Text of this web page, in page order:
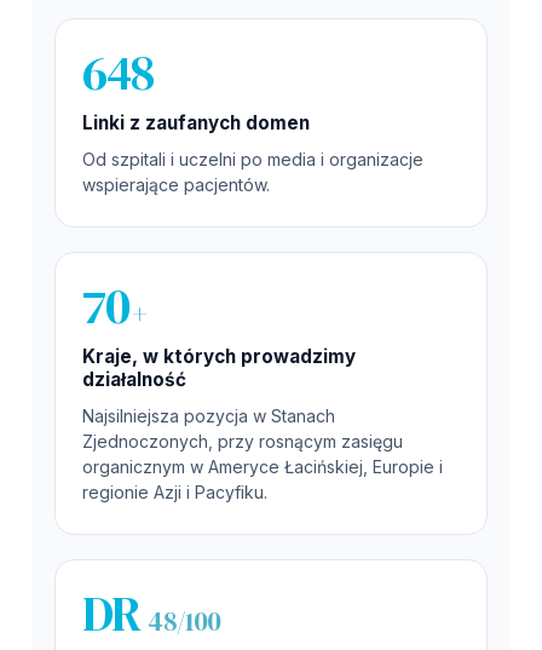
648
Linki z zaufanych domen
Od szpitali i uczelni po media i organizacje
wspierające pacjentów.
70+
Kraje, w których prowadzimy
działalność
Najsilniejsza pozycja w Stanach
Zjednoczonych, przy rosnącym zasięgu
organicznym w Ameryce Łacińskiej, Europie i
regionie Azji i Pacyfiku.
DR 48/100